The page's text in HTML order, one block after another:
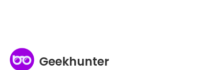
Geekhunter